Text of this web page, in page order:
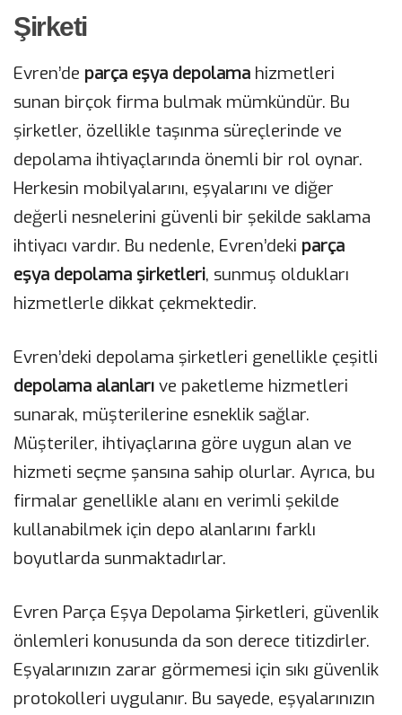
Şirketi
Evren’de parça eşya depolama hizmetleri
sunan birçok firma bulmak mümkündür. Bu
şirketler, özellikle taşınma süreçlerinde ve
depolama ihtiyaçlarında önemli bir rol oynar.
Herkesin mobilyalarını, eşyalarını ve diğer
değerli nesnelerini güvenli bir şekilde saklama
ihtiyacı vardır. Bu nedenle, Evren’deki parça
eşya depolama şirketleri, sunmuş oldukları
hizmetlerle dikkat çekmektedir.
Evren’deki depolama şirketleri genellikle çeşitli
depolama alanları ve paketleme hizmetleri
sunarak, müşterilerine esneklik sağlar.
Müşteriler, ihtiyaçlarına göre uygun alan ve
hizmeti seçme şansına sahip olurlar. Ayrıca, bu
firmalar genellikle alanı en verimli şekilde
kullanabilmek için depo alanlarını farklı
boyutlarda sunmaktadırlar.
Evren Parça Eşya Depolama Şirketleri, güvenlik
önlemleri konusunda da son derece titizdirler.
Eşyalarınızın zarar görmemesi için sıkı güvenlik
protokolleri uygulanır. Bu sayede, eşyalarınızın